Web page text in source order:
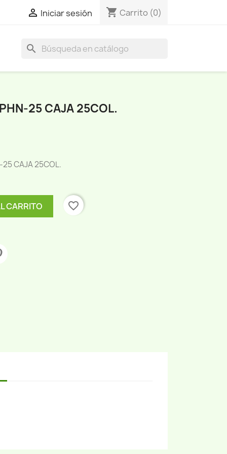
 Iniciar sesión shopping_cart Carrito (0)
search
25 CAJA 25COL.
25 CAJA 25COL.
CARRITO favorite_border